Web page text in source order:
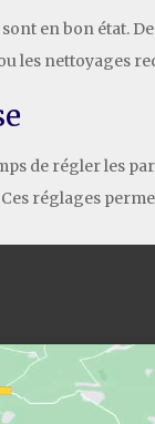
en bon état.
les nettoyages
de régler les
réglages